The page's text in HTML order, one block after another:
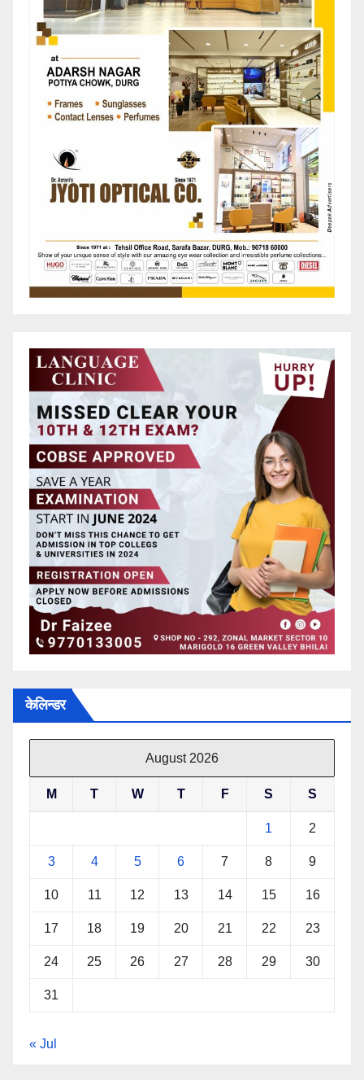
केलिन्डर
August 2026
M T W T F S S
1 2
3 4 5 6 7 8 9
10 11 12 13 14 15 16
17 18 19 20 21 22 23
24 25 26 27 28 29 30
31
« Jul